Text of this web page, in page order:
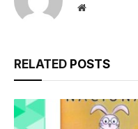
Website
RELATED POSTS